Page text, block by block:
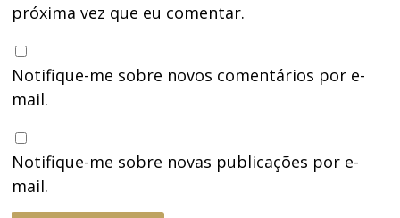
próxima vez que eu comentar.
Notifique-me sobre novos comentários por e-
mail.
Notifique-me sobre novas publicações por e-
mail.